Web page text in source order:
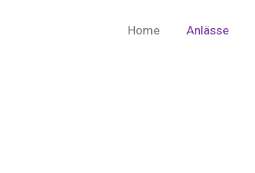
Home Anlässe